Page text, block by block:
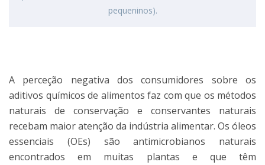
pequeninos).
A perceção negativa dos consumidores sobre os
aditivos químicos de alimentos faz com que os métodos
naturais de conservação e conservantes naturais
recebam maior atenção da indústria alimentar. Os óleos
essenciais (OEs) são antimicrobianos naturais
encontrados em muitas plantas e que têm